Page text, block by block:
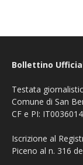
Bollettino
Testata
Comune di San
CF e PI:
Iscrizione al
Piceno al n. 316